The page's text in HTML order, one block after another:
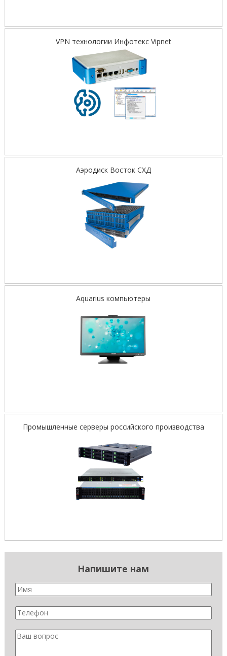
VPN технологии Инфотекс Vipnet
Аэродиск Восток СХД
Aquarius компьютеры
Промышленные серверы российского производства
Напишите нам